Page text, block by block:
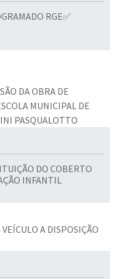
RGE✅
DO COBERTO
INFANTIL